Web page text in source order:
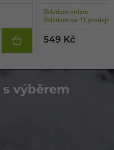
s
potah do plic (DL
libovolnou příchutí a
Skladem online
Skladem na 11
549 Kč
s výběrem